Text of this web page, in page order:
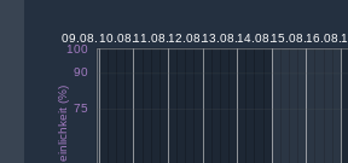
09.08. 10.08.11.08.12.08.13.08.14.08.15.08.16.08.
75
90
100